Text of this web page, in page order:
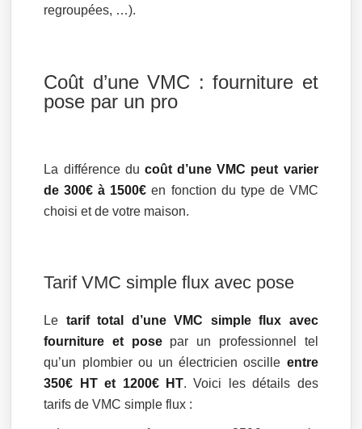
regroupées, …).
Coût d’une VMC : fourniture et
pose par un pro
La différence du coût d’une VMC peut varier
de 300€ à 1500€ en fonction du type de VMC
choisi et de votre maison.
Tarif VMC simple flux avec pose
Le tarif total d’une VMC simple flux avec
fourniture et posepar un professionnel tel
qu’un plombier ou un électricien oscille entre
350€ HT et 1200€ HT. Voici les détails des
tarifs de VMC simple flux :